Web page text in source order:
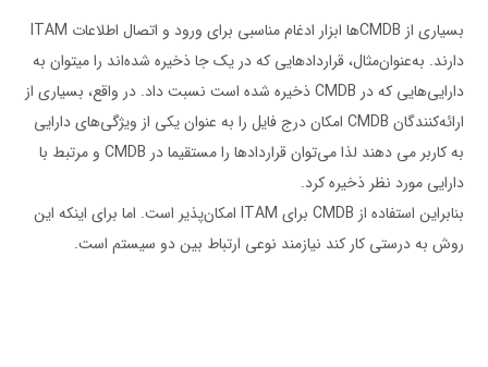
بسیاری از CMDBها ابزار ادغام مناسبی برای ورود و اتصال اطلاعات ITAM
دارند. به‌عنوان‌مثال، قراردادهایی که در یک جا ذخیره شده‌­اند را می­توان به
دارایی­‌هایی که در CMDB ذخیره شده است نسبت داد. در واقع، بسیاری از
ارائه­‌کنندگان CMDB امکان درج فایل را به عنوان یکی از ویژگی‌های دارایی
به کاربر می دهند لذا می‌توان قراردادها را مستقیما در CMDB و مرتبط با
دارایی مورد نظر ذخیره کرد.
بنابراین استفاده از CMDB برای ITAM امکان‌پذیر است. اما برای اینکه این
روش به درستی کار کند نیازمند نوعی ارتباط بین دو سیستم است.